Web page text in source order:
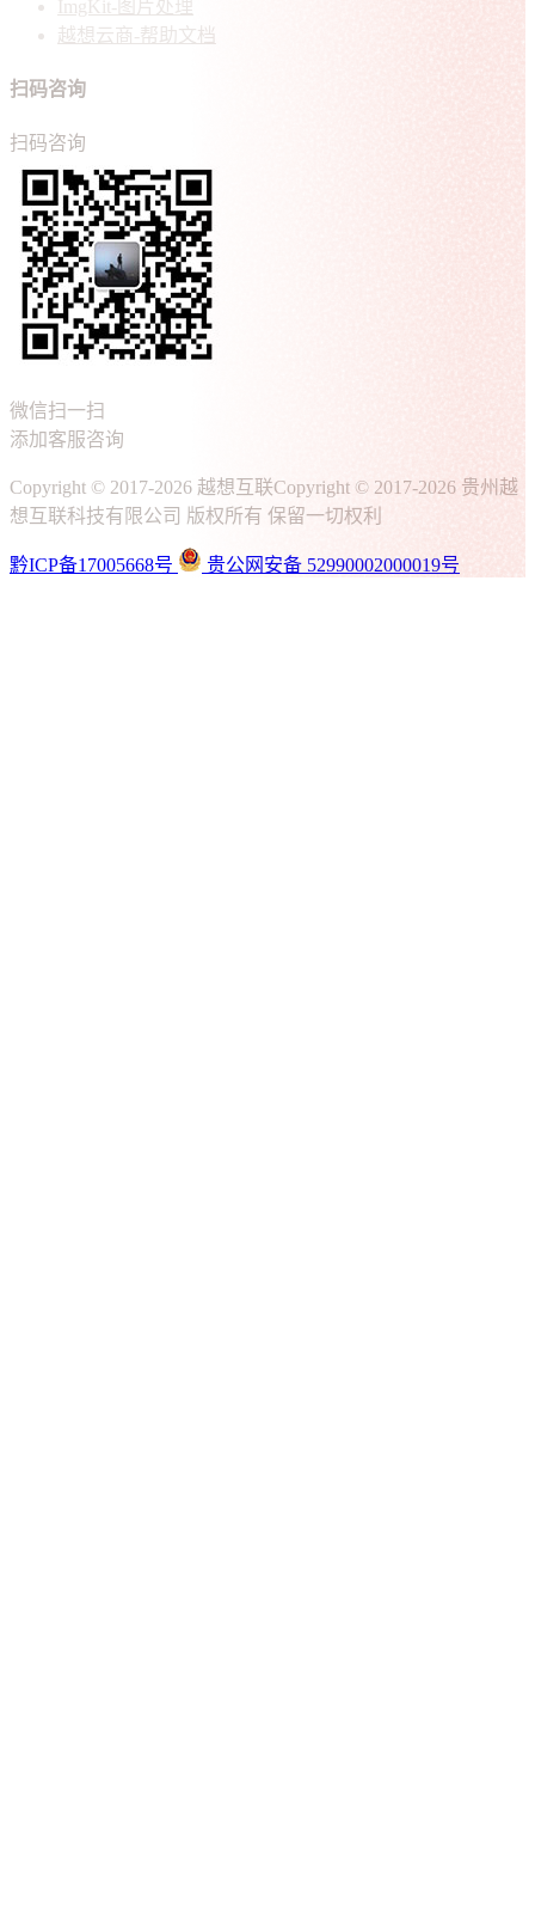
ImgKit-图片处理
越想云商-帮助文档
扫码咨询
扫码咨询
微信扫一扫
添加客服咨询
Copyright © 2017-2026 越想互联Copyright © 2017-2026 贵州越
想互联科技有限公司 版权所有 保留一切权利
黔ICP备17005668号 贵公网安备 52990002000019号